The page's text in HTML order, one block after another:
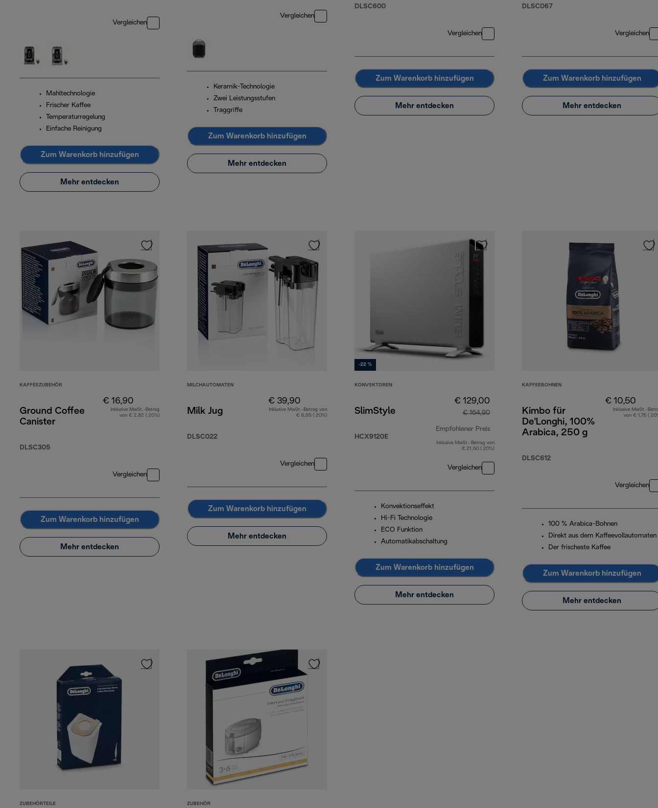
Vergleichen
Mahltechnologie
Frischer Kaffee
Temperaturregelung
Einfache Reinigung
Zum Warenkorb hinzufügen
Mehr entdecken
Vergleichen
Keramik-Technologie
Zwei Leistungsstufen
Traggriffe
Zum Warenkorb hinzufügen
Mehr entdecken
DLSC600
Vergleichen
Zum Warenkorb hinzufügen
Mehr entdecken
DLSC067
Vergleichen
Zum Warenkorb hinzufügen
Mehr entdecken
KAFFEEZUBEHÖR
Ground Coffee
Canister
DLSC305
€ 16,90
Inklusive MwSt.-Betrag
von € 2,82 ( 20%)
Vergleichen
Zum Warenkorb hinzufügen
Mehr entdecken
MILCHAUTOMATEN
Milk Jug
DLSC022
€ 39,90
Inklusive MwSt.-Betrag von
€ 6,65 ( 20%)
Vergleichen
Zum Warenkorb hinzufügen
Mehr entdecken
-22 %
KONVEKTOREN
SlimStyle
HCX9120E
€ 129,00
€ 164,90
Empfohlener Preis
Originalpreis € 164,90
Inklusive MwSt.-Betrag von
€ 21,50 ( 20%)
Vergleichen
Konvektionseffekt
Hi-Fi Technologie
ECO Funktion
Automatikabschaltung
Zum Warenkorb hinzufügen
Mehr entdecken
KAFFEEBOHNEN
Kimbo für
De'Longhi, 100%
Arabica, 250 g
DLSC612
€ 10,50
Inklusive MwSt.-
von € 1,75 (
Vergleichen
100 % Arabica-Bohnen
Direkt aus dem Kaffeevollautomaten
Der frischeste Kaffee
Zum Warenkorb hinzufügen
Mehr entdecken
ZUBEHÖRTEILE ZUBEHÖR